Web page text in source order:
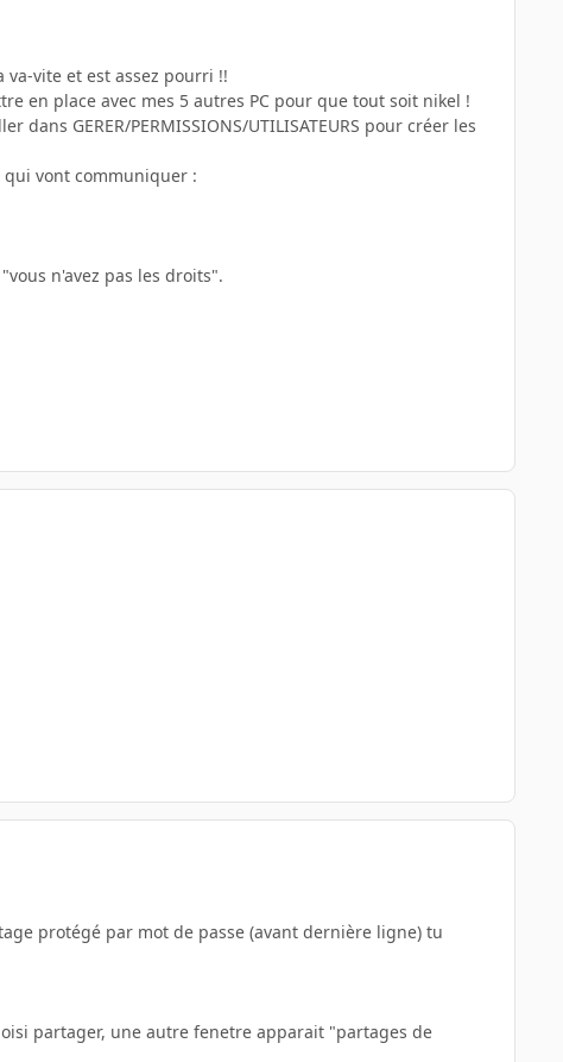
vite et est assez pourri !!
en place avec mes 5 autres PC pour que tout soit nikel !
GERER/PERMISSIONS/UTILISATEURS pour créer les
qui vont communiquer :
n'avez pas les droits".
protégé par mot de passe (avant dernière ligne) tu
partager, une autre fenetre apparait "partages de